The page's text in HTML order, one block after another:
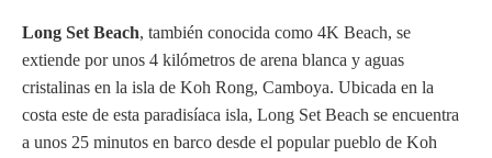
Long Set Beach, también conocida como 4K Beach, se
extiende por unos 4 kilómetros de arena blanca y aguas
cristalinas en la isla de Koh Rong, Camboya. Ubicada en la
costa este de esta paradisíaca isla, Long Set Beach se encuentra
a unos 25 minutos en barco desde el popular pueblo de Koh